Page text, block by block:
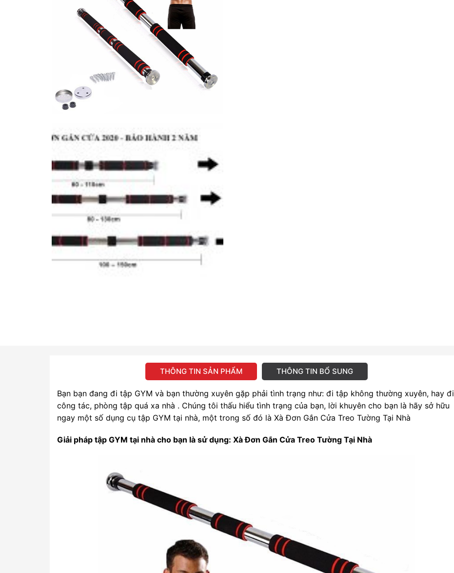
THÔNG TIN SẢN PHẨM THÔNG TIN BỔ SUNG
Bạn bạn đang đi tập GYM và bạn thường xuyên gặp phải tình trạng như: đi tập không thường xuyên, hay đi
công tác, phòng tập quá xa nhà . Chúng tôi thấu hiểu tình trạng của bạn, lời khuyên cho bạn là hãy sở hữu
ngay một số dụng cụ tập GYM tại nhà, một trong số đó là Xà Đơn Gắn Cửa Treo Tường Tại Nhà
Giải pháp tập GYM tại nhà cho bạn là sử dụng: Xà Đơn Gắn Cửa Treo Tường Tại Nhà